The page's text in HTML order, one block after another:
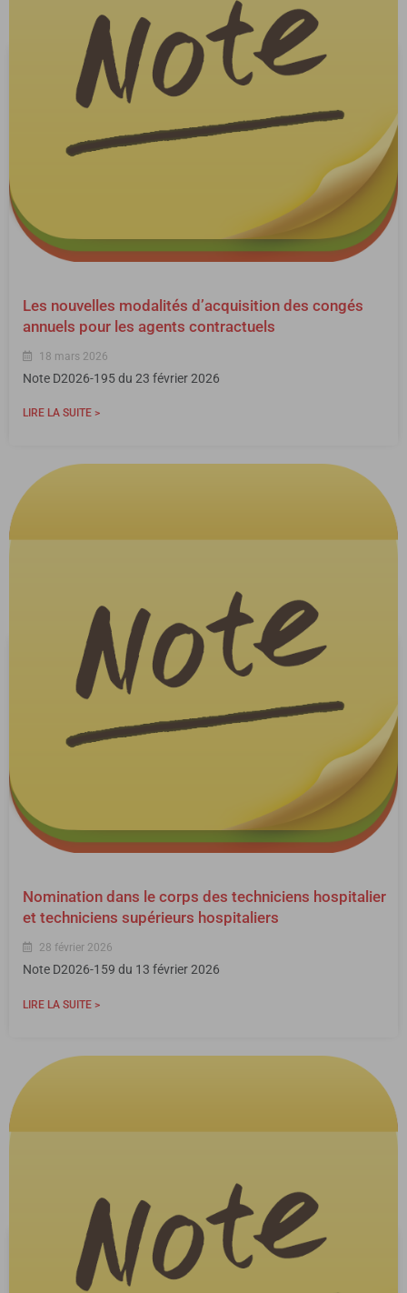
Les nouvelles modalités d’acquisition des congés
annuels pour les agents contractuels
18 mars 2026
Note D2026-195 du 23 février 2026
LIRE LA SUITE >
Nomination dans le corps des techniciens hospitalier
et techniciens supérieurs hospitaliers
28 février 2026
Note D2026-159 du 13 février 2026
LIRE LA SUITE >